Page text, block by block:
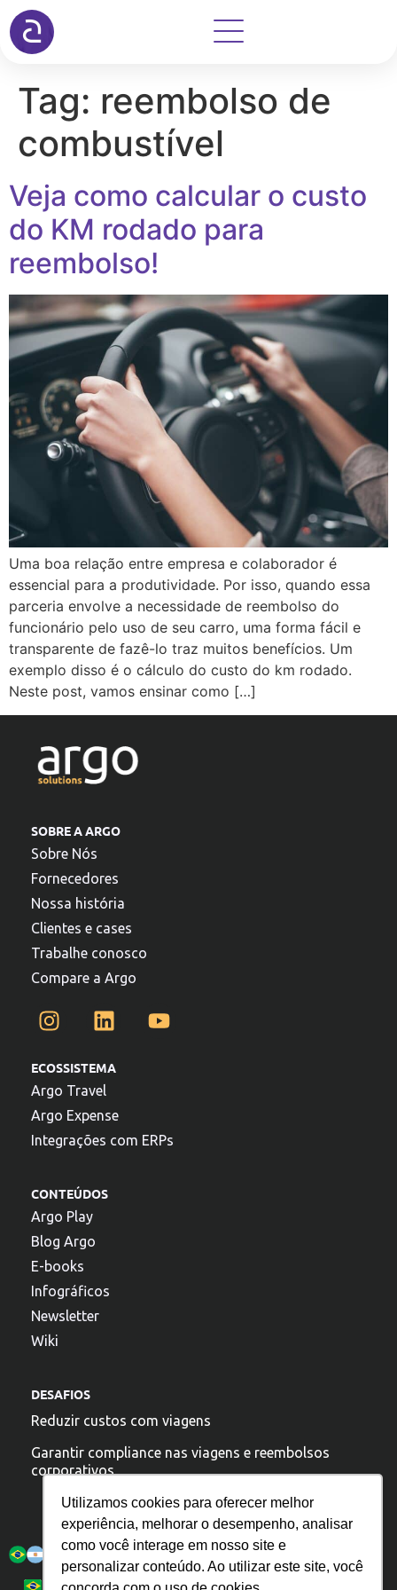
Utilizamos cookies para oferecer melhor
experiência, melhorar o desempenho, analisar
como você interage em nosso site e
personalizar conteúdo. Ao utilizar este site, você
Tag: reembolso de
combustível
Veja como calcular o custo
do KM rodado para
reembolso!
Uma boa relação entre empresa e colaborador é
essencial para a produtividade. Por isso, quando essa
parceria envolve a necessidade de reembolso do
funcionário pelo uso de seu carro, uma forma fácil e
transparente de fazê-lo traz muitos benefícios. Um
exemplo disso é o cálculo do custo do km rodado.
Neste post, vamos ensinar como […]
SOBRE A ARGO
Sobre Nós
Fornecedores
Nossa história
Clientes e cases
Trabalhe conosco
Compare a Argo
ECOSSISTEMA
Argo Travel
Argo Expense
Integrações com ERPs
CONTEÚDOS
Argo Play
Blog Argo
E-books
Infográficos
Newsletter
Wiki
DESAFIOS
Reduzir custos com viagens
Garantir compliance nas viagens e reembolsos
corporativos
Português
Español Política de Privacidade